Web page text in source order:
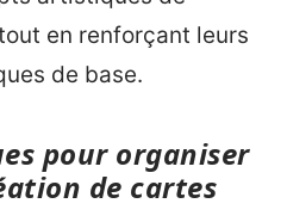
en renforçant leurs
de base.
pour organiser
de cartes